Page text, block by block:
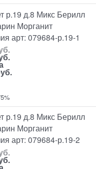
р.19 д.8 Микс Берилл
Морганит
арт: 079684-р.19-1
р.19 д.8 Микс Берилл
Морганит
арт: 079684-р.19-2